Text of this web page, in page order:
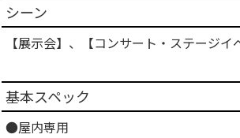
シーン
【展示会】、【コンサート・ステージイ
基本スペック
●屋内専用